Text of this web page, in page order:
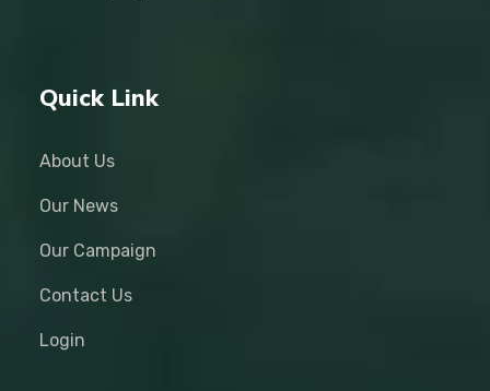
Quick Link
About Us
Our News
Our Campaign
Contact Us
Login